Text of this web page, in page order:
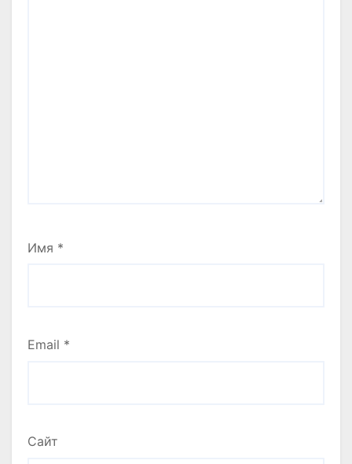
Имя *
Email *
Сайт